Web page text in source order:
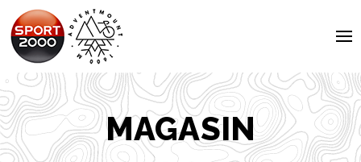
MAGASIN